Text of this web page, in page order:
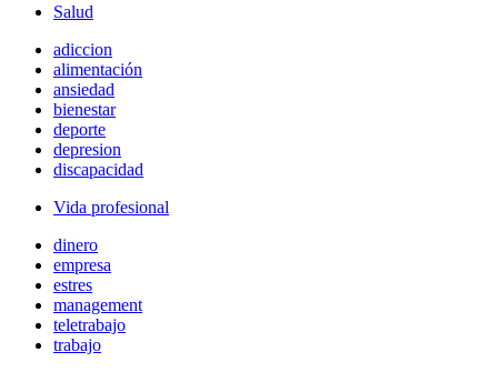
Salud
adiccion
alimentación
ansiedad
bienestar
deporte
depresion
discapacidad
Vida profesional
dinero
empresa
estres
management
teletrabajo
trabajo